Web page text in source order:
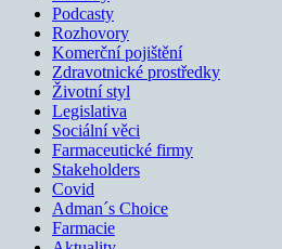
Podcasty
Rozhovory
Komerční pojištění
Zdravotnické prostředky
Životní styl
Legislativa
Sociální věci
Farmaceutické firmy
Stakeholders
Covid
Adman´s Choice
Farmacie